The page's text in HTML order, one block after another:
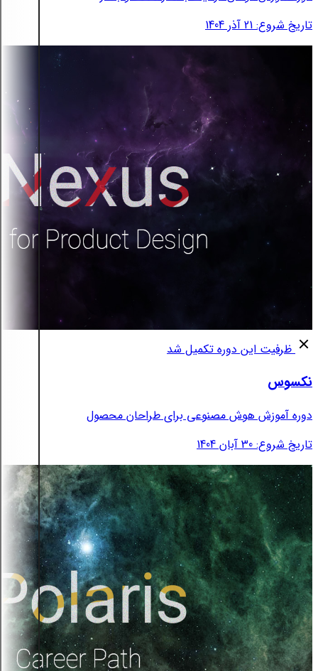
تاریخ شروع: 21 آذر 1404
ظرفیت این دوره تکمیل شد
نکسوس
دوره آموزش هوش مصنوعی برای طراحان محصول
تاریخ شروع: 30 آبان 1404